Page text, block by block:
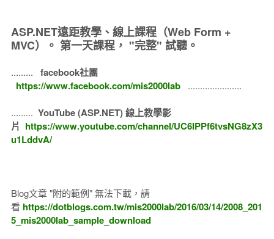
ASP.NET遠距教學、線上課程（Web Form +
MVC）。 第一天課程， "完整" 試聽。
.........
facebook社團
https://www.facebook.com/mis2000lab
......................
......... YouTube (ASP.NET) 線上教學影
片 https://www.youtube.com/channel/UC6IPPf6tvsNG8zX3
u1LddvA/
Blog文章 "附的範例" 無法下載，請
看 https://dotblogs.com.tw/mis2000lab/2016/03/14/2008_201
5_mis2000lab_sample_download